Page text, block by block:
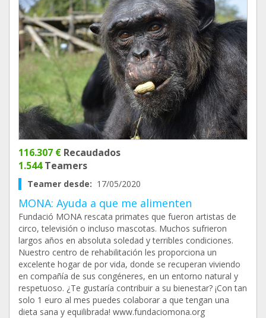
116.307 € Recaudados
1.544Teamers
Teamer desde: 17/05/2020
MONA: Ayuda a que me alimenten
Fundació MONA rescata primates que fueron artistas de
circo, televisión o incluso mascotas. Muchos sufrieron
largos años en absoluta soledad y terribles condiciones.
Nuestro centro de rehabilitación les proporciona un
excelente hogar de por vida, donde se recuperan viviendo
en compañía de sus congéneres, en un entorno natural y
respetuoso. ¿Te gustaría contribuir a su bienestar? ¡Con tan
solo 1 euro al mes puedes colaborar a que tengan una
dieta sana y equilibrada! www.fundaciomona.org